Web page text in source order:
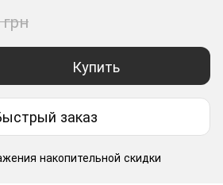
Купить
заказ
накопительной скидки